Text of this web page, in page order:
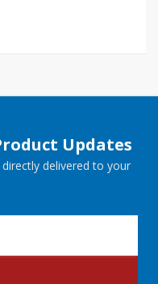
Updates
delivered to your